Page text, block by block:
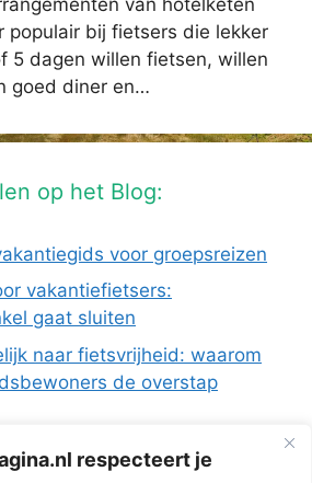
respecteert je
populair bij fietsers die lekker
5 dagen willen fietsen, willen
goed diner en…
op het Blog:
voor groepsreizen
vakantiefietsers:
gaat sluiten
naar fietsvrijheid: waarom
de overstap
van ANWB Reizen